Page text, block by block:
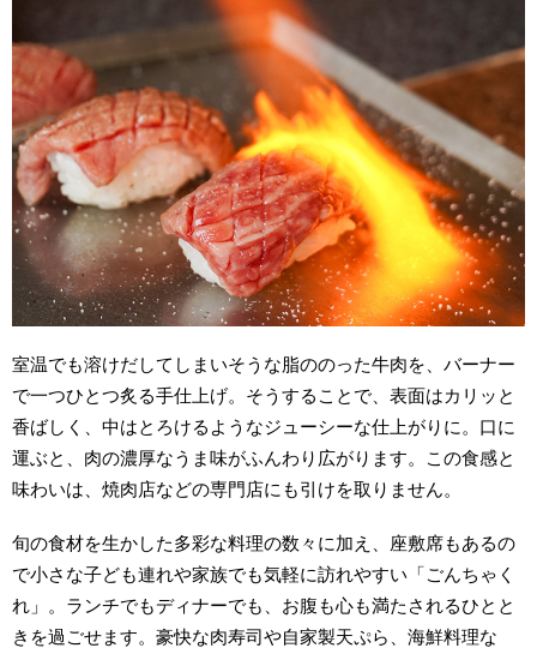
室温でも溶けだしてしまいそうな脂ののった牛肉を、バーナー
で一つひとつ炙る手仕上げ。そうすることで、表面はカリッと
香ばしく、中はとろけるようなジューシーな仕上がりに。口に
運ぶと、肉の濃厚なうま味がふんわり広がります。この食感と
味わいは、焼肉店などの専門店にも引けを取りません。
旬の食材を生かした多彩な料理の数々に加え、座敷席もあるの
で小さな子ども連れや家族でも気軽に訪れやすい「ごんちゃく
れ」。ランチでもディナーでも、お腹も心も満たされるひとと
きを過ごせます。豪快な肉寿司や自家製天ぷら、海鮮料理な